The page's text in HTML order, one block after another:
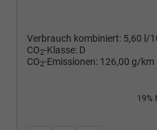
Verbrauch kombiniert: 5,60 l/
CO2-Klasse: D
CO2-Emissionen: 126,00 g/km
19%